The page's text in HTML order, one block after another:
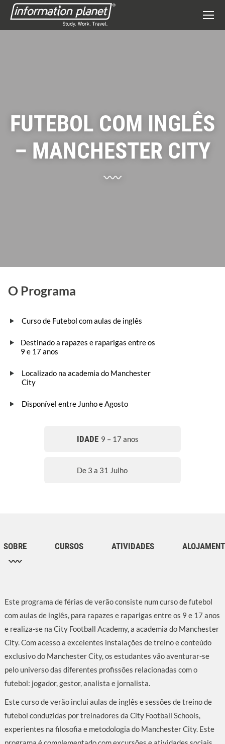
FUTEBOL COM INGLÊS
– MANCHESTER CITY
O Programa
Curso de Futebol com aulas de inglês
Destinado a rapazes e raparigas entre os
9 e 17 anos
Localizado na academia do Manchester
City
Disponível entre Junho e Agosto
IDADE 9 – 17 anos
De 3 a 31 Julho
SOBRE CURSOS ATIVIDADES
Este programa de férias de verão consiste num curso de futebol
com aulas de inglês, para rapazes e raparigas entre os 9 e 17 anos
e realiza-se na City Football Academy, a academia do Manchester
City. Com acesso a excelentes instalações de treino e conteúdo
exclusivo do Manchester City, os estudantes vão aventurar-se
pelo universo das diferentes profissões relacionadas com o
futebol: jogador, gestor, analista e jornalista.
Este curso de verão inclui aulas de inglês e sessões de treino de
futebol conduzidas por treinadores da City Football Schools,
experientes na filosofia e metodologia do Manchester City. Este